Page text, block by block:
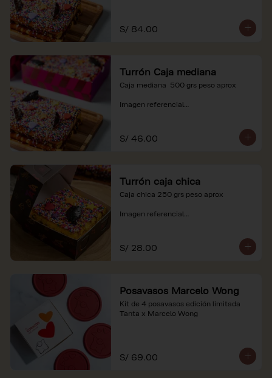
S/ 84.00
Turrón Caja mediana
Caja mediana  500 grs peso aprox
Imagen referencial
soles e incluyen impuestos de ley y
recargo al consumo.
S/ 46.00
Turrón caja chica
Caja chica 250 grs peso aprox
Imagen referencial
soles e incluyen impuestos de ley y
recargo al consumo.
S/ 28.00
Posavasos Marcelo Wong
Kit de 4 posavasos edición limitada
Tanta x Marcelo Wong
S/ 69.00